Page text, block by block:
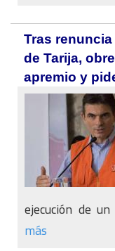
Tras
de Tarija,
apremio y
ejecución de
más